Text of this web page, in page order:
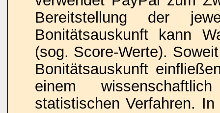
Bereitstellung der
Bonitätsauskunft kann
(sog. Score-Werte).
Bonitätsauskunft
einem
statistischen Verfahren.